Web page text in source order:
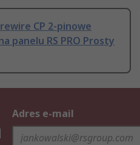
CP 2-pinowe
panelu RS PRO Prosty
Adres e-mail